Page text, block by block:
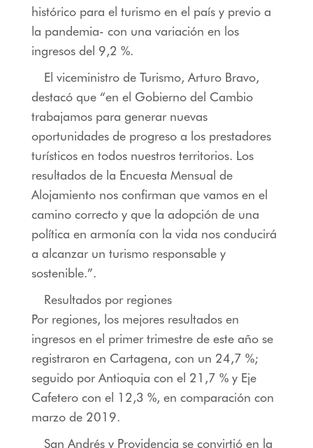
histórico para el turismo en el país y previo a
la pandemia- con una variación en los
ingresos del 9,2 %.
El viceministro de Turismo, Arturo Bravo,
destacó que “en el Gobierno del Cambio
trabajamos para generar nuevas
oportunidades de progreso a los prestadores
turísticos en todos nuestros territorios. Los
resultados de la Encuesta Mensual de
Alojamiento nos confirman que vamos en el
camino correcto y que la adopción de una
política en armonía con la vida nos conducirá
a alcanzar un turismo responsable y
sostenible.”.
Resultados por regiones
Por regiones, los mejores resultados en
ingresos en el primer trimestre de este año se
registraron en Cartagena, con un 24,7 %;
seguido por Antioquia con el 21,7 % y Eje
Cafetero con el 12,3 %, en comparación con
marzo de 2019.
San Andrés y Providencia se convirtió en la